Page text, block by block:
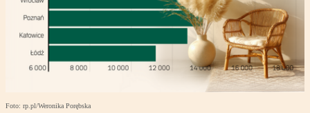
Foto: rp.pl/Weronika Porębska